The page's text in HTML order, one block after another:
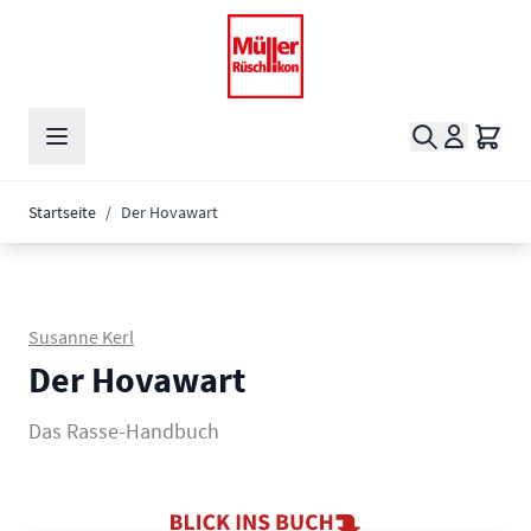
Suche
Startseite / Der Hovawart
Susanne Kerl
Der Hovawart
Das Rasse-Handbuch